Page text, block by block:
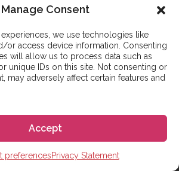
Manage Consent
we use technologies like
or access device information. Consenting
will allow us to process data such as
unique IDs on this site. Not consenting or
may adversely affect certain features and
Accept
preferencesPrivacy Statement
그라나다